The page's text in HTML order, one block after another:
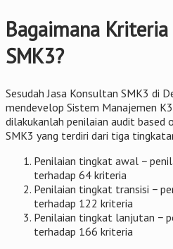
Bagaimana
SMK3?
Sesudah Jasa Konsultan SMK3 di
mendevelop Sistem Manajemen
dilakukanlah penilaian audit based
SMK3 yang terdiri dari tiga
Penilaian tingkat awal −
terhadap 64 kriteria
Penilaian tingkat transisi −
terhadap 122 kriteria
Penilaian tingkat lanjutan −
terhadap 166 kriteria